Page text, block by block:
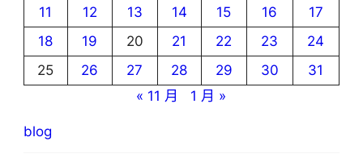
11
12 13 14 15 16
17
18
19 20 21 22 23
24
25
26 27 28 29 30
31
« 11 月
1 月 »
blog